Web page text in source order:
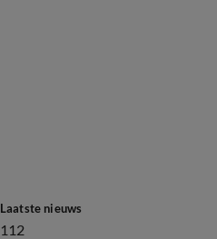
Laatste nieuws
112